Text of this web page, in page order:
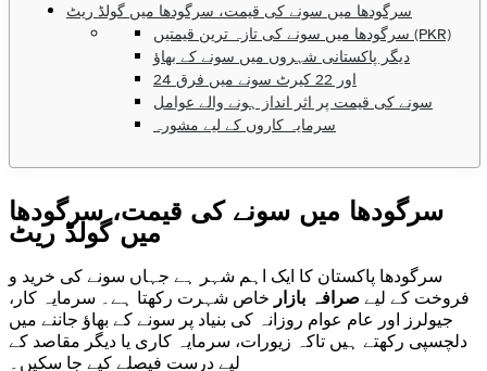
سرگودھا میں سونے کی قیمت، سرگودھا میں گولڈ ریٹ
سرگودھا میں سونے کی تازہ ترین قیمتیں (PKR)
دیگر پاکستانی شہروں میں سونے کے بھاؤ
24 اور 22 کیرٹ سونے میں فرق
سونے کی قیمت پر اثر انداز ہونے والے عوامل
سرمایہ کاروں کے لیے مشورہ
سرگودھا میں سونے کی قیمت، سرگودھا
میں گولڈ ریٹ
سرگودھا پاکستان کا ایک اہم شہر ہے جہاں سونے کی خرید و
فروخت کے لیے صرافہ بازار خاص شہرت رکھتا ہے۔ سرمایہ کار،
جیولرز اور عام عوام روزانہ کی بنیاد پر سونے کے بھاؤ جاننے میں
دلچسپی رکھتے ہیں تاکہ زیورات، سرمایہ کاری یا دیگر مقاصد کے
لیے درست فیصلے کیے جا سکیں۔